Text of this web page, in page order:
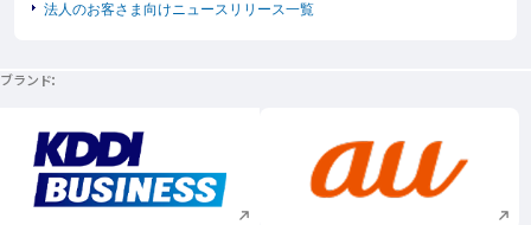
法人のお客さま向けニュースリリース一覧
ブランド
新規ウィンドウで開く 新規ウィンドウで